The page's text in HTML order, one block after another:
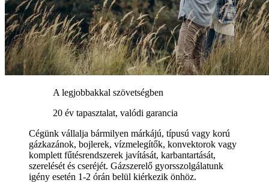
A legjobbakkal szövetségben
20 év tapasztalat, valódi garancia
Cégünk vállalja bármilyen márkájú, típusú vagy korú
gázkazánok, bojlerek, vízmelegítők, konvektorok vagy
komplett fűtésrendszerek javítását, karbantartását,
szerelését és cseréjét. Gázszerelő gyorsszolgálatunk
igény esetén 1-2 órán belül kiérkezik önhöz.